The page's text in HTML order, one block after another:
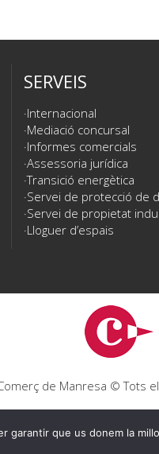
SERVEIS
Internacional
Mediació concursal
Informes comercials
Assessoria jurídica
Transició energètica
Servei de protecció de
Servei de propietat
Lloguer d’espais
de Manresa © Tots
garantir que us donem la